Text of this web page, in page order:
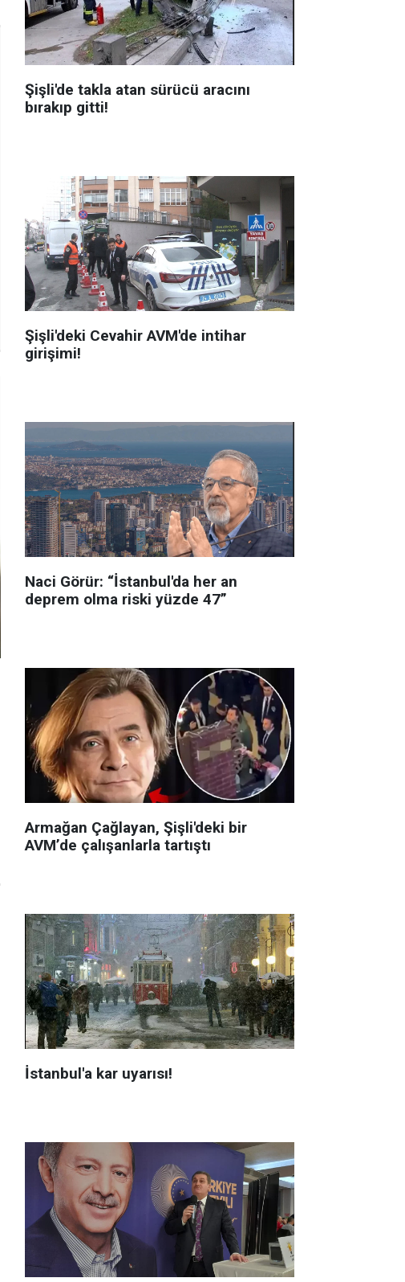
Şişli'de takla atan sürücü aracını
bırakıp gitti!
Şişli'deki Cevahir AVM'de intihar
girişimi!
Naci Görür: “İstanbul'da her an
deprem olma riski yüzde 47”
Armağan Çağlayan, Şişli'deki bir
AVM’de çalışanlarla tartıştı
İstanbul'a kar uyarısı!